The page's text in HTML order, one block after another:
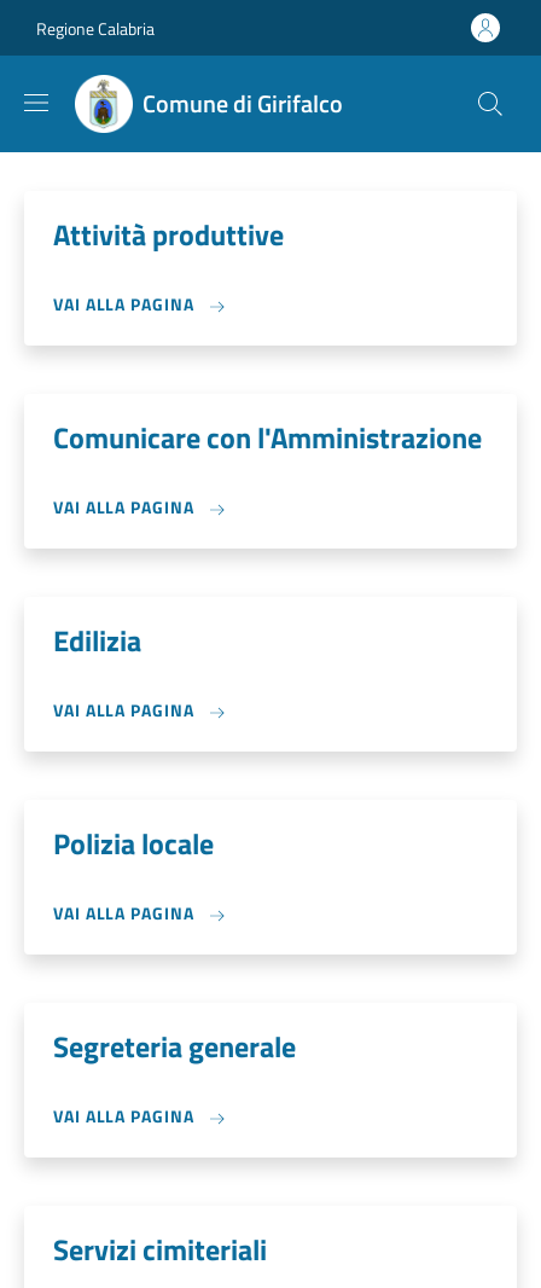
Regione Calabria
Comune di Girifalco
Attività produttive
VAI ALLA PAGINA
Comunicare con l'Amministrazione
VAI ALLA PAGINA
Edilizia
VAI ALLA PAGINA
Polizia locale
VAI ALLA PAGINA
Segreteria generale
VAI ALLA PAGINA
Servizi cimiteriali